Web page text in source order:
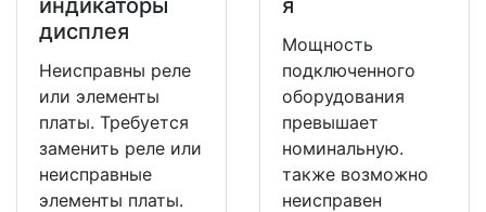
индикаторы
дисплея
Неисправны реле
или элементы
платы. Требуется
заменить реле или
неисправные
элементы платы.
я
Мощность
подключенного
оборудования
превышает
номинальную.
также возможно
неисправен